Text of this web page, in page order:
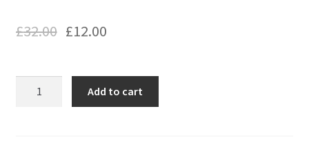
£32.00 £12.00
Add to cart